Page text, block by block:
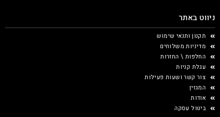
ניווט באתר
תקנון ותנאי שימוש
מדיניות משלוחים
החלפות \ החזרות
עגלת קניות
צור קשר ושעות פעילות
המגזין
אודות
ביטול עסקה